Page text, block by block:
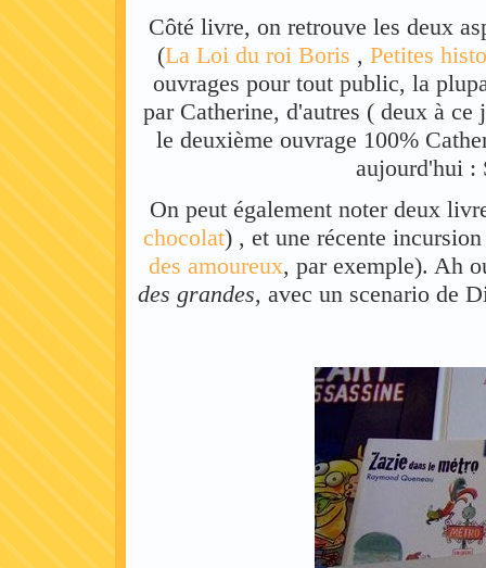
Côté livre, on retrouve les deux
(La Loi du roi Boris , Petites
ouvrages pour tout public, la
par Catherine, d'autres ( deux à
le deuxième ouvrage 100%
aujourd'hui :
On peut également noter deux
chocolat) , et une récente
des amoureux, par exemple). Ah
des grandes, avec un scenario de